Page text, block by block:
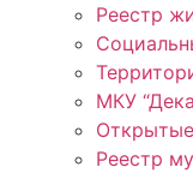
Реестр
МКУ
Реестр